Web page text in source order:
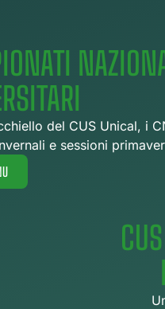
del CUS Unical, i
e sessioni